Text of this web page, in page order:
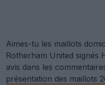
Aimes-tu les maillots
Rotherham United signés
avis dans les
présentation des maillots